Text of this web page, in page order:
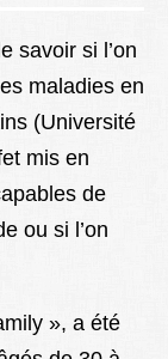
savoir si l’on
maladies en
(Université
mis en
de
ou si l’on
», a été